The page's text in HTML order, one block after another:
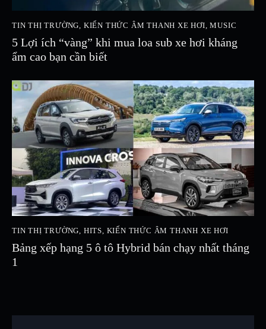
TIN THỊ TRƯỜNG, KIẾN THỨC ÂM THANH XE HƠI,MUSIC
5 Lợi ích “vàng” khi mua loa sub xe hơi kháng
ẩm cao bạn cần biết
TIN THỊ TRƯỜNG, HITS, KIẾN THỨC ÂM THANH XE HƠI
Bảng xếp hạng 5 ô tô Hybrid bán chạy nhất tháng
1